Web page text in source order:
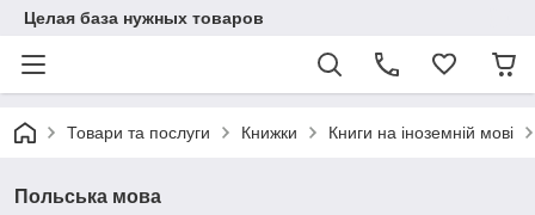
Целая база нужных товаров
Товари та послуги Книжки Книги на іноземній мові
Польська мова